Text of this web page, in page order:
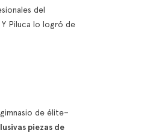
del
Piluca lo logró de
de élite–
piezas de